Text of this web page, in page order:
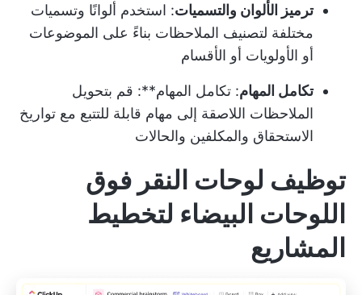
ترميز الألوان والتسميات: استخدم ألوانًا وتسميات
مختلفة لتصنيف الملاحظات بناءً على الموضوعات
أو الأولويات أو الأقسام
تكامل المهام: تكامل المهام**: قم بتحويل
الملاحظات اللاصقة إلى مهام قابلة للتتبع مع تواريخ
الاستحقاق والمكلفين والحالات
توظيف لوحات النقر فوق
اللوحات البيضاء لتخطيط
المشاريع